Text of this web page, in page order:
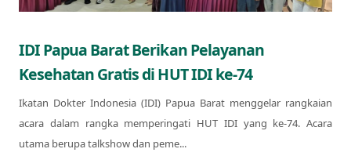
IDI Papua Barat Berikan Pelayanan
Kesehatan Gratis di HUT IDI ke-74
Ikatan Dokter Indonesia (IDI) Papua Barat menggelar rangkaian
acara dalam rangka memperingati HUT IDI yang ke-74. Acara
utama berupa talkshow dan peme...